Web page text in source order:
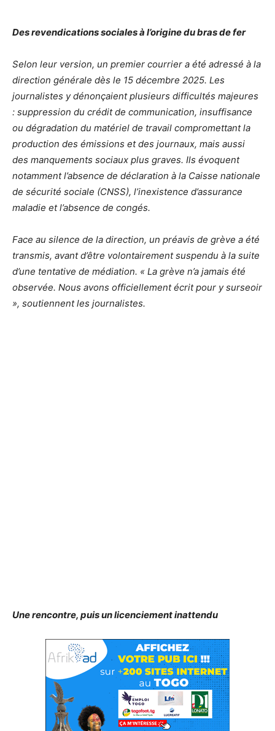
Des revendications sociales à l’origine du bras de fer
Selon leur version, un premier courrier a été adressé à la
direction générale dès le 15 décembre 2025. Les
journalistes y dénonçaient plusieurs difficultés majeures
: suppression du crédit de communication, insuffisance
ou dégradation du matériel de travail compromettant la
production des émissions et des journaux, mais aussi
des manquements sociaux plus graves. Ils évoquent
notamment l’absence de déclaration à la Caisse nationale
de sécurité sociale (CNSS), l’inexistence d’assurance
maladie et l’absence de congés.
Face au silence de la direction, un préavis de grève a été
transmis, avant d’être volontairement suspendu à la suite
d’une tentative de médiation. « La grève n’a jamais été
observée. Nous avons officiellement écrit pour y surseoir
», soutiennent les journalistes.
Une rencontre, puis un licenciement inattendu